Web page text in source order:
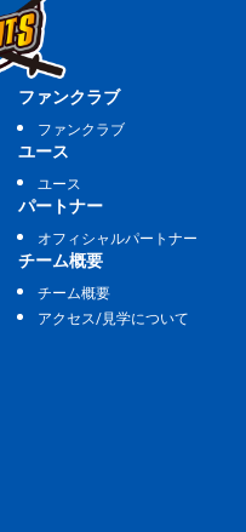
ファンクラブ
ファンクラブ
ユース
ユース
パートナー
オフィシャルパートナー
チーム概要
チーム概要
アクセス/見学について